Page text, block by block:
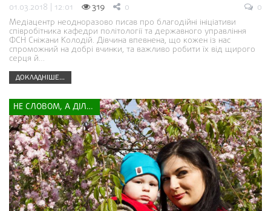
01.03.2018 | 12:01 319 0
0
Медіацентр неодноразово писав про благодійні ініціативи
співробітника кафедри політології та державного управління
ФСН Сніжани Колодій. Дівчина впевнена, що кожен із нас
спроможний на добрі вчинки, та важливо робити їх від щирого
серця й…
ДОКЛАДНІШЕ...
НЕ СЛОВОМ, А ДІЛОМ